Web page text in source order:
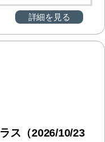
詳細を見る
ス（2026/10/23